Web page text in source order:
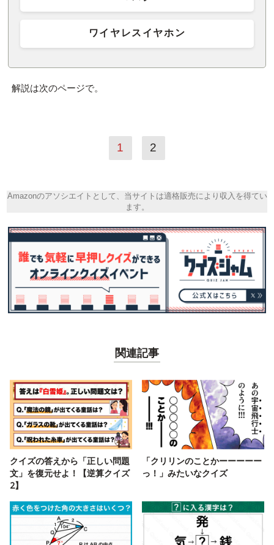
ワイヤレスイヤホン
解説は次のページで。
1 2
Amazonのアソシエイトとして、当サイトは適格販売により収入を得てい
ます。
関連記事
クイズの答えから「正しい問題
文」を復元せよ！【逆算クイズ
2】
「クリリンのことかーーーーー
っ！」みたいなクイズ